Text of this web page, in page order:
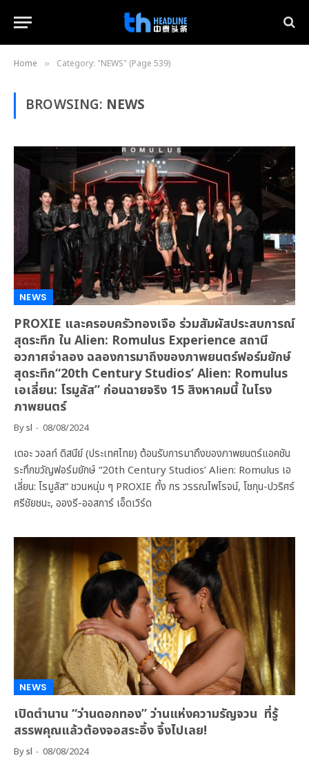
Home » Category: "NEWS" (Page 539)
BROWSING: NEWS
NEWS
PROXIE และครอบครัวทองเจือ ร่วมสัมผัสประสบการณ์
สุดระทึก ใน Alien: Romulus Experience สถานี
อวกาศจำลอง ฉลองการมาถึงของภาพยนตร์ฟอร์มยักษ์
สุดระทึก“20th Century Studios’ Alien: Romulus
เอเลี่ยน: โรมูลัส” ก่อนฉายจริง 15 สิงหาคมนี้ ในโรง
ภาพยนตร์
Bysl 08/08/2024
เดอะ วอลท์ ดิสนีย์ (ประเทศไทย) ต้อนรับการมาถึงของภาพยนตร์แอคชัน
ระทึกขวัญฟอร์มยักษ์ “20th Century Studios’ Alien: Romulus เอ
เลี่ยน: โรมูลัส” ชวนหนุ่ม ๆ PROXIE ทั้ง กร วรรณไพโรจน์, โชกุน-ปวริศร์
ศรีชัยชนะ, อองรี-ออสการ์ เอ็ดเวิร์ด
NEWS
เปิดตำนาน “ว่านดอกทอง” ว่านแห่งความรัญจวน ที่รู้
สรรพคุณแล้วต้องจอสระอึ้ง จึ้งไปเลย!
Bysl 08/08/2024